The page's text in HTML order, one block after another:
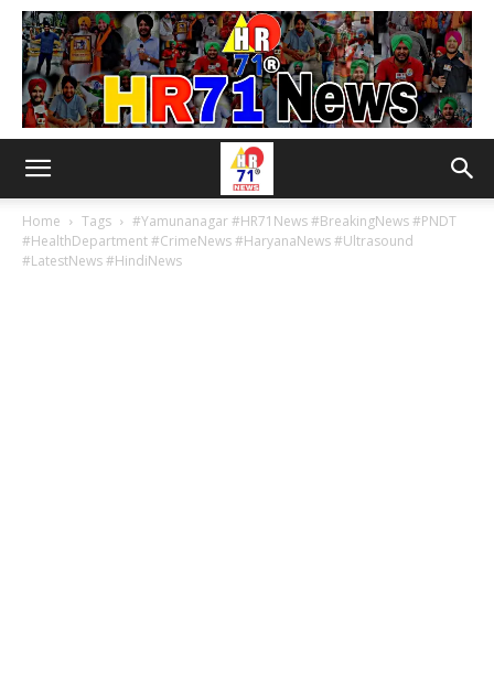
Home Tags
#Yamunanagar #HR71News #BreakingNews #PNDT
#HealthDepartment #CrimeNews #HaryanaNews #Ultrasound
#LatestNews #HindiNews